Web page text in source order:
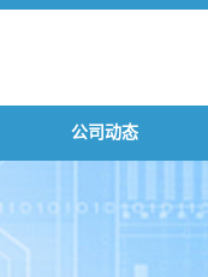
公司动态